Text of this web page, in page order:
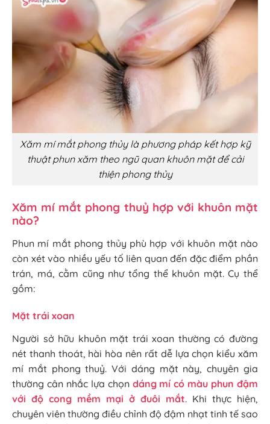
Xăm mí mắt phong thủy là phương pháp kết hợp kỹ
thuật phun xăm theo ngũ quan khuôn mặt để cải
thiện phong thủy
Xăm mí mắt phong thuỷ hợp với khuôn mặt
nào?
Phun mí mắt phong thủy phù hợp với khuôn mặt nào
còn xét vào nhiều yếu tố liên quan đến đặc điểm phần
trán, má, cằm cũng như tổng thể khuôn mặt. Cụ thể
gồm:
Mặt trái xoan
Người sở hữu khuôn mặt trái xoan thường có đường
nét thanh thoát, hài hòa nên rất dễ lựa chọn kiểu xăm
mí mắt phong thuỷ. Với dáng mặt này, chuyên gia
thường cân nhắc lựa chọn dáng mí có màu phun đậm
với độ cong mềm mại ở đuôi mắt. Khi thực hiện,
chuyên viên thường điều chỉnh độ đậm nhạt tinh tế sao